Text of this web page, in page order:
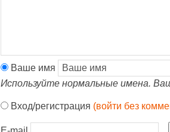
Ваше имя
Используйте нормальные имена.
Вход/регистрация (войти без